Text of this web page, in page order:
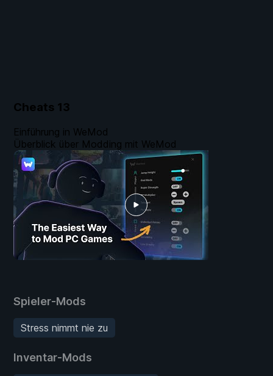
Cheats 13
Spieler-Mods
Stress nimmt nie zu
Inventar-Mods
Einführung in WeMod
Überblick über Modding mit WeMod